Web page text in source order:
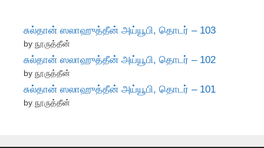
சுல்தான் ஸலாஹுத்தீன் அய்யூபி, தொடர் – 103
by நூருத்தீன்
சுல்தான் ஸலாஹுத்தீன் அய்யூபி, தொடர் – 102
by நூருத்தீன்
சுல்தான் ஸலாஹுத்தீன் அய்யூபி, தொடர் – 101
by நூருத்தீன்